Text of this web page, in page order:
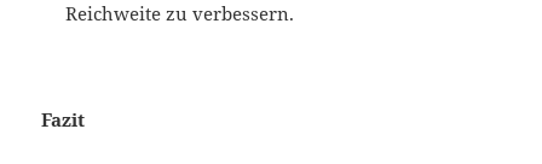
Reichweite zu verbessern.
Fazit